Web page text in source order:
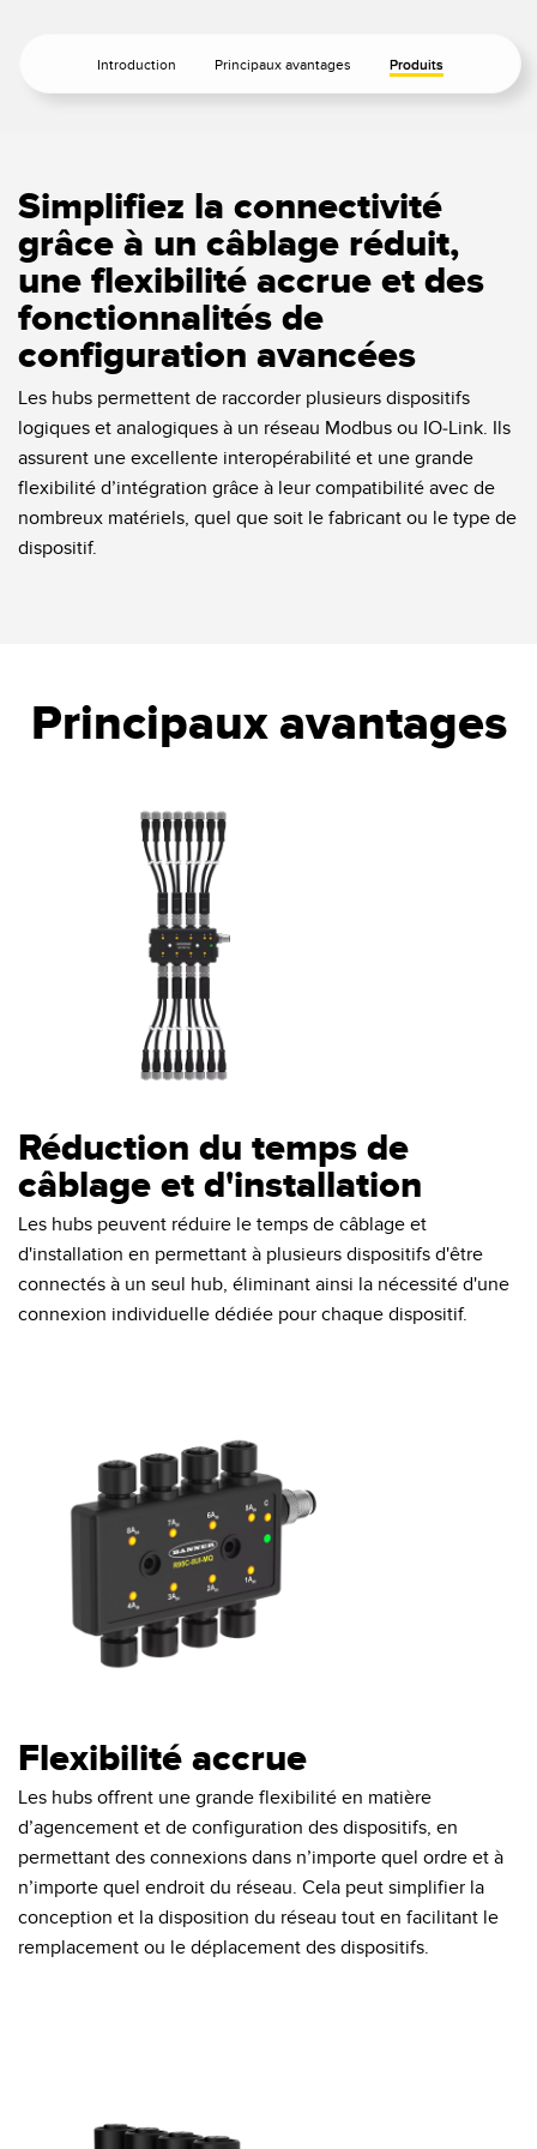
Capteurs de détection de zone
Capteurs de surveillance des conditions sans fil
Capteurs de vibrations
ACCESSOIRES
ACCESSORIES
Converters
Câbles
LOGICIELS
Capteurs avec IO-Link
TECHNOLOGY
Capteurs avec IO-Link
IO-Link
Introduction Principaux avantages Produits
Simplifiez la connectivité
grâce à un câblage réduit,
une flexibilité accrue et des
fonctionnalités de
configuration avancées
Les hubs permettent de raccorder plusieurs dispositifs
logiques et analogiques à un réseau Modbus ou IO-Link. Ils
assurent une excellente interopérabilité et une grande
flexibilité d’intégration grâce à leur compatibilité avec de
nombreux matériels, quel que soit le fabricant ou le type de
dispositif.
Principaux avantages
Réduction du temps de
câblage et d'installation
Les hubs peuvent réduire le temps de câblage et
d'installation en permettant à plusieurs dispositifs d'être
connectés à un seul hub, éliminant ainsi la nécessité d'une
connexion individuelle dédiée pour chaque dispositif.
Flexibilité accrue
Les hubs offrent une grande flexibilité en matière
d’agencement et de configuration des dispositifs, en
permettant des connexions dans n’importe quel ordre et à
n’importe quel endroit du réseau. Cela peut simplifier la
conception et la disposition du réseau tout en facilitant le
remplacement ou le déplacement des dispositifs.